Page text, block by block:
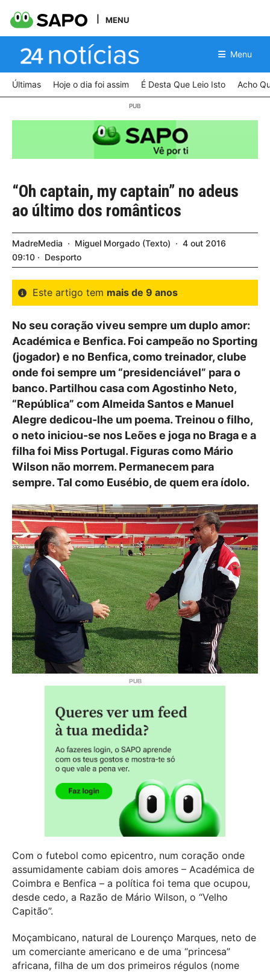
MENU
Menu
Últimas Hoje o dia foi assim É Desta Que Leio Isto Acho
“Oh captain, my captain” no adeus
ao último dos românticos
MadreMedia Miguel Morgado Texto 4 out 2016
09:10
Desporto
Este artigo tem mais de 9 anos
No seu coração viveu sempre um duplo amor:
Académica e Benfica. Foi campeão no Sporting
(jogador) e no Benfica, como treinador, clube
onde foi sempre um “presidenciável” para o
banco. Partilhou casa com Agostinho Neto,
“República” com Almeida Santos e Manuel
Alegre dedicou-lhe um poema. Treinou o filho,
o neto iniciou-se nos Leões e joga no Braga e a
filha foi Miss Portugal. Figuras como Mário
Wilson não morrem. Permanecem para
sempre. Tal como Eusébio, de quem era ídolo.
Com o futebol como epicentro, num coração onde
assumidamente cabiam dois amores – Académica de
Coimbra e Benfica – a política foi tema que ocupou,
desde cedo, a Razão de Mário Wilson, o “Velho
Capitão”.
Moçambicano, natural de Lourenço Marques, neto de
um comerciante americano e de uma “princesa”
africana, filha de um dos primeiros régulos (nome